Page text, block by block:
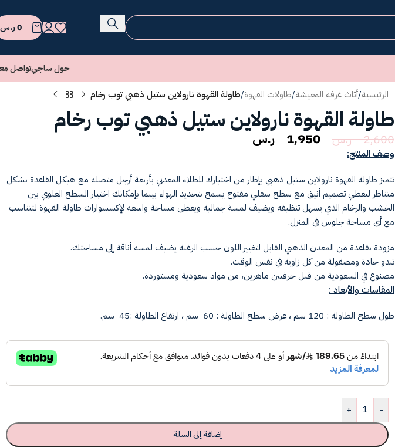
0ر.س
حول ساجيتواصل
الرئيسية/أثاث غرفة المعيشة/طاولات القهوة/طاولة القهوة نارولاين ستيل ذهبي توب رخام
طاولة القهوة نارولاين ستيل ذهبي توب رخام
2,600 ر.س 1,950 ر.س
وصف المنتج:
تتميز طاولة القهوة نارولاين ستيل ذهبي بإطار من اختيارك للطلاء المعدني بأربعة أرجل متصلة مع هيكل القاعدة بشكل
متناظر لتعطي تصميم أنيق مع سطح سفلي مفتوح يسمح بتجديد الهواء بينما بإمكانك اختيار السطح العلوي بين
الخشب والرخام الذي يسهل تنظيفه ويضيف لمسة جمالية ويعطي مساحة واسعة لإكسسوارات طاولة القهوة لتتناسب
مع أي مساحة جلوس في المنزل.
مزودة بقاعدة من المعدن الذهبي القابل لتغيير اللون حسب الرغبة يضيف لمسة أناقة إلى مساحتك.
تبدو حادة ومصقولة من كل زاوية في نفس الوقت.
مصنوع في السعودية من قبل حرفيين ماهرين، من مواد سعودية ومستوردة.
المقاسات والأبعاد :
طول سطح الطاولة : 120 سم ، عرض سطح الطاولة : 60 سم ، ارتفاع الطاولة :45 سم.
-
+
إضافة إلى السلة